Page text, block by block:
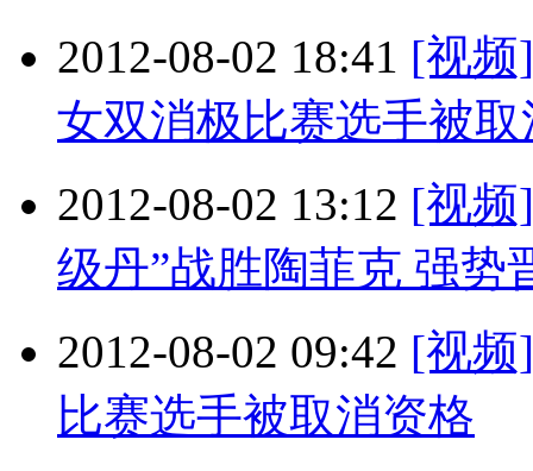
2012-08-02 18:41 [视频
女双消极比赛选手被
2012-08-02 13:12 [视频
级丹”战胜陶菲克 强势
2012-08-02 09:42 [视频
比赛选手被取消资格